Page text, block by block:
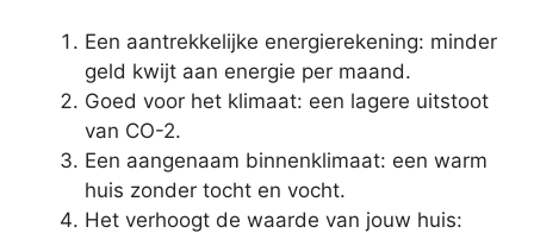
Een aantrekkelijke energierekening: minder
geld kwijt aan energie per maand.
Goed voor het klimaat: een lagere uitstoot
van CO-2.
Een aangenaam binnenklimaat: een warm
huis zonder tocht en vocht.
Het verhoogt de waarde van jouw huis: